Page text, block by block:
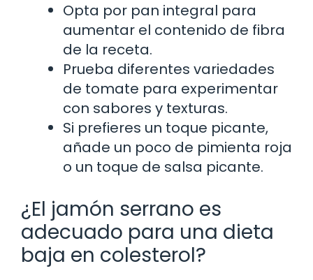
Opta por pan integral para
aumentar el contenido de fibra
de la receta.
Prueba diferentes variedades
de tomate para experimentar
con sabores y texturas.
Si prefieres un toque picante,
añade un poco de pimienta roja
o un toque de salsa picante.
¿El jamón serrano es
adecuado para una dieta
baja en colesterol?